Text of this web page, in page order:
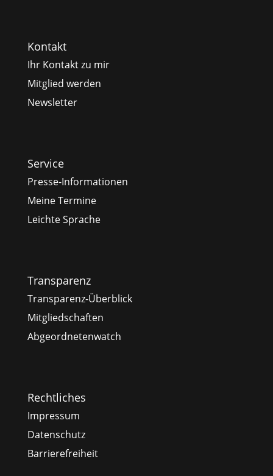
Kontakt
Ihr Kontakt zu mir
Mitglied werden
Newsletter
Service
Presse-Informationen
Meine Termine
Leichte Sprache
Transparenz
Transparenz-Überblick
Mitgliedschaften
Abgeordnetenwatch
Rechtliches
Impressum
Datenschutz
Barrierefreiheit